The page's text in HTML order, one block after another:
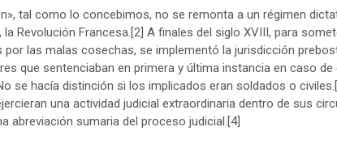
tal como lo concebimos, no se remonta a un régimen
Revolución Francesa.[2] A finales del siglo XVIII, para
las malas cosechas, se implementó la jurisdicción
que sentenciaban en primera y última instancia en caso de
se hacía distinción si los implicados eran soldados o civiles.
una actividad judicial extraordinaria dentro de sus
abreviación sumaria del proceso judicial.[4]